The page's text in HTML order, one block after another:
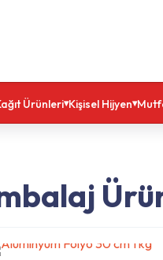
Ürünleri Kişisel Hijyen